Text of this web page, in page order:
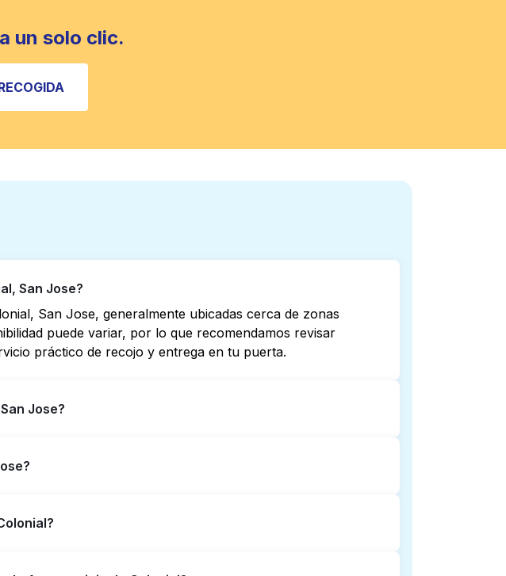
un solo clic.
San Jose?
San Jose, generalmente ubicadas cerca de zonas
puede variar, por lo que recomendamos revisar
práctico de recojo y entrega en tu puerta.
Jose?
abierta más cercana. Como alternativa, puedes